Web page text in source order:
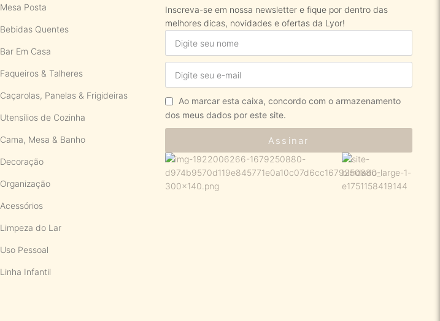
Mesa Posta
Bebidas Quentes
Bar Em Casa
Faqueiros & Talheres
Caçarolas, Panelas & Frigideiras
Utensílios de Cozinha
Cama, Mesa & Banho
Decoração
Organização
Acessórios
Limpeza do Lar
Uso Pessoal
Linha Infantil
Inscreva-se em nossa newsletter e fique por dentro das
melhores dicas, novidades e ofertas da Lyor!
Ao marcar esta caixa, concordo com o armazenamento
dos meus dados por este site.
Assinar